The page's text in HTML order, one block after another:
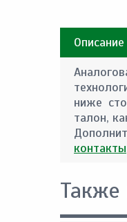
Описание
ниже
талон,
контакты
Также